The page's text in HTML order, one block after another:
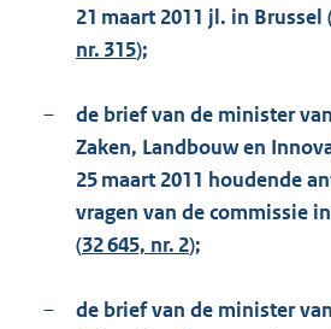
21 maart 2011 jl. in Brussel
nr. 315);
–
de brief van de minister
Zaken, Landbouw en
25 maart 2011 houdende
vragen van de commissie
(32 645, nr. 2);
–
de brief van de minister